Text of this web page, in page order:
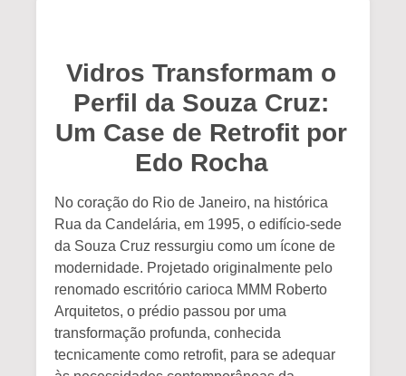
Vidros Transformam o
Perfil da Souza Cruz:
Um Case de Retrofit por
Edo Rocha
No coração do Rio de Janeiro, na histórica
Rua da Candelária, em 1995, o edifício-sede
da Souza Cruz ressurgiu como um ícone de
modernidade. Projetado originalmente pelo
renomado escritório carioca MMM Roberto
Arquitetos, o prédio passou por uma
transformação profunda, conhecida
tecnicamente como retrofit, para se adequar